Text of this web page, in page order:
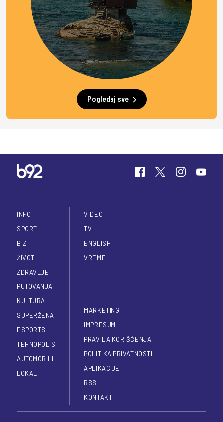
Pogledaj sve
INFO
SPORT
BIZ
ŽIVOT
ZDRAVLJE
PUTOVANJA
KULTURA
SUPERŽENA
ESPORTS
TEHNOPOLIS
AUTOMOBILI
LOKAL
VIDEO
TV
ENGLISH
VREME
MARKETING
IMPRESUM
PRAVILA KORIŠĆENJA
POLITIKA PRIVATNOSTI
APLIKACIJE
RSS
KONTAKT